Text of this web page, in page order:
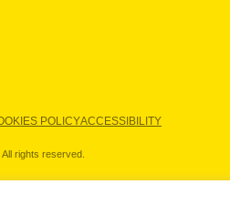
POLICYACCESSIBILITY
rights reserved.